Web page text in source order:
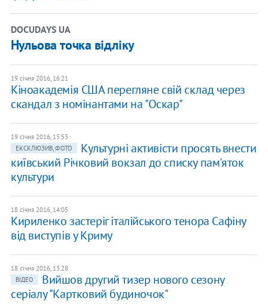
DOCUDAYS UA
Нульова точка відліку
19 січня 2016, 16:21
Кіноакадемія США перегляне свій склад через
скандал з номінантами на "Оскар"
19 січня 2016, 15:53
ЕКСКЛЮЗИВ, ФОТО
Культурні активісти просять внести
київський Річковий вокзал до списку пам'яток
культури
18 січня 2016, 14:05
Кириленко застеріг італійського тенора Сафіну
від виступів у Криму
18 січня 2016, 13:28
ВІДЕО
Вийшов другий тизер нового сезону
серіалу "Картковий будиночок"